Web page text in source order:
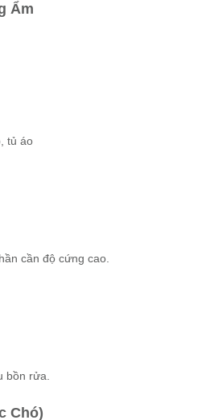
Ẩm
tủ áo
cần độ cứng cao.
bồn rửa.
Chó)